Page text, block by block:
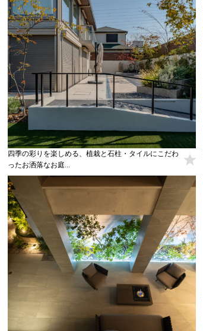
四季の彩りを楽しめる、植栽と石柱・タイルにこだわ
ったお洒落なお庭...